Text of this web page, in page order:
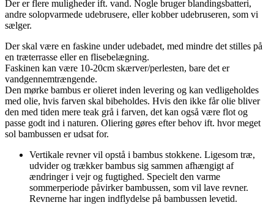
Der er flere muligheder ift. vand. Nogle bruger blandingsbatteri,
andre solopvarmede udebrusere, eller kobber udebruseren, som vi
sælger.
Der skal være en faskine under udebadet, med mindre det stilles på
en træterrasse eller en flisebelægning.
Faskinen kan være 10-20cm skærver/perlesten, bare det er
vandgennemtrængende.
Den mørke bambus er olieret inden levering og kan vedligeholdes
med olie, hvis farven skal bibeholdes. Hvis den ikke får olie bliver
den med tiden mere teak grå i farven, det kan også være flot og
passe godt ind i naturen. Oliering gøres efter behov ift. hvor meget
sol bambussen er udsat for.
Vertikale revner vil opstå i bambus stokkene. Ligesom træ,
udvider og trækker bambus sig sammen afhængigt af
ændringer i vejr og fugtighed. Specielt den varme
sommerperiode påvirker bambussen, som vil lave revner.
Revnerne har ingen indflydelse på bambussen levetid.